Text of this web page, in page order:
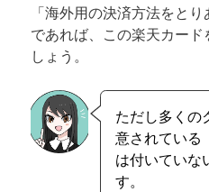
「海外用の決済方法をと
であれば、この楽天カー
しょう。
ただし多くの
意されている
は付いていな
す。